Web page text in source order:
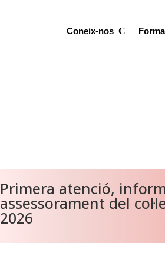
Coneix-nos
Primera atenció,
assessorament del
2026